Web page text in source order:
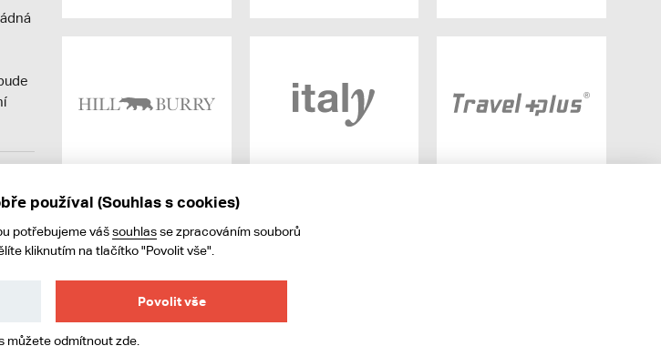
používal (Souhlas s cookies)
potřebujeme vášsouhlasse zpracováním souborů
kliknutím na tlačítko "Povolit vše".
Povolit vše
můžete odmítnoutzde.